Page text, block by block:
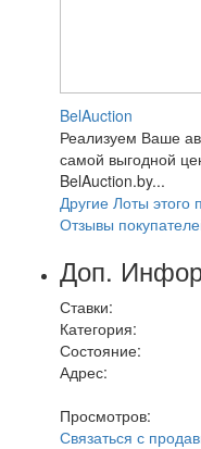
BelAuction
Реализуем Ваше
самой выгодной
BelAuction.by...
Другие Лоты этого
Отзывы
Доп.
Ставки:
Категория:
Состояние:
Адрес:
Просмотров:
Связаться с